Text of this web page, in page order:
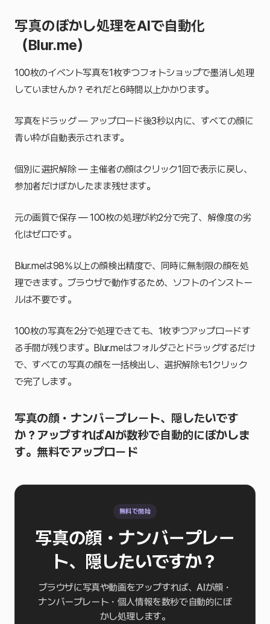
写真のぼかし処理をAIで自動化
（Blur.me）
100枚のイベント写真を1枚ずつフォトショップで墨消し処理
していませんか？それだと6時間以上かかります。
写真をドラッグ — アップロード後3秒以内に、すべての顔に
青い枠が自動表示されます。
個別に選択解除 — 主催者の顔はクリック1回で表示に戻し、
参加者だけぼかしたまま残せます。
元の画質で保存 — 100枚の処理が約2分で完了、解像度の劣
化はゼロです。
Blur.meは98%以上の顔検出精度で、同時に無制限の顔を処
理できます。ブラウザで動作するため、ソフトのインストー
ルは不要です。
100枚の写真を2分で処理できても、1枚ずつアップロードす
る手間が残ります。Blur.meはフォルダごとドラッグするだけ
で、すべての写真の顔を一括検出し、選択解除も1クリック
で完了します。
写真の顔・ナンバープレート、隠したいです
か？アップすればAIが数秒で自動的にぼかしま
す。無料でアップロード
無料で開始
写真の顔・ナンバープレー
ト、隠したいですか？
ブラウザに写真や動画をアップすれば、AIが顔・
ナンバープレート・個人情報を数秒で自動的にぼ
かし処理します。